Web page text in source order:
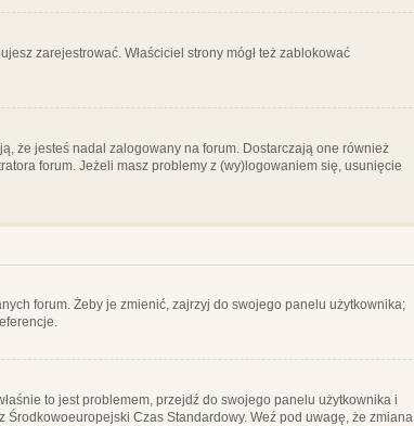
zarejestrować. Właściciel strony mógł też zablokować
że jesteś nadal zalogowany na forum. Dostarczają one również
forum. Jeżeli masz problemy z (wy)logowaniem się, usunięcie
forum. Żeby je zmienić, zajrzyj do swojego panelu użytkownika;
to jest problemem, przejdź do swojego panelu użytkownika i
Środkowoeuropejski Czas Standardowy. Weź pod uwagę, że zmiana